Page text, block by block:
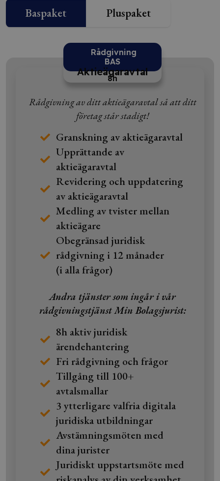
Baspaket Pluspaket
Rådgivning
BAS
8h
Aktieägaravtal
Rådgivning av ditt aktieägaravtal så att ditt
företag står stadigt!
Granskning av aktieägaravtal
Upprättande av
aktieägaravtal
Revidering och uppdatering
av aktieägaravtal
Medling av tvister mellan
aktieägare
Obegränsad juridisk
rådgivning i 12 månader
(i alla frågor)
Andra tjänster som ingår i vår
rådgivningstjänst Min Bolagsjurist:
8h aktiv juridisk
ärendehantering
Fri rådgivning och frågor
Tillgång till 100+
avtalsmallar
3 ytterligare valfria digitala
juridiska utbildningar
Avstämningsmöten med
dina jurister
Juridiskt uppstartsmöte med